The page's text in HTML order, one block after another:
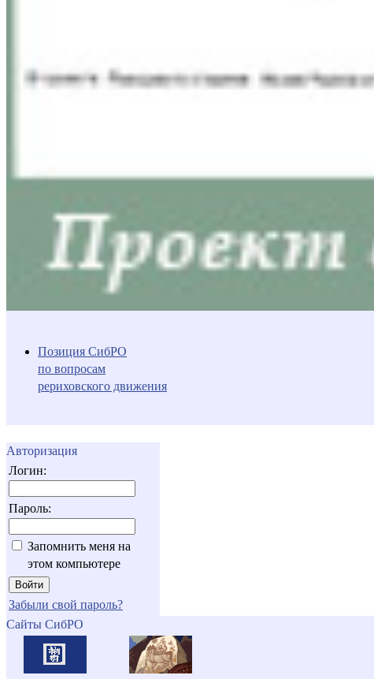
Позиция СибРО
по вопросам
рериховского движения
Авторизация
Логин:
Пароль:
Запомнить меня на
этом компьютере
Забыли свой пароль?
Сайты СибРО